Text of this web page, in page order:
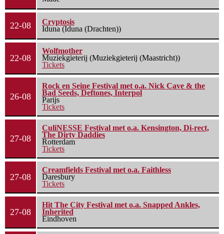
22-08
Cryptosis
Iduna (Iduna (Drachten))
22-08
Wolfmother
Muziekgieterij (Muziekgieterij (Maastricht))
Tickets
26-08
Rock en Seine Festival met o.a. Nick Cave & the
Bad Seeds, Deftones, Interpol
Parijs
Tickets
27-08
CuliNESSE Festival met o.a. Kensington, Di-rect,
The Dirty Daddies
Rotterdam
Tickets
27-08
Creamfields Festival met o.a. Faithless
Daresbury
Tickets
27-08
Hit The City Festival met o.a. Snapped Ankles,
Inherited
Eindhoven